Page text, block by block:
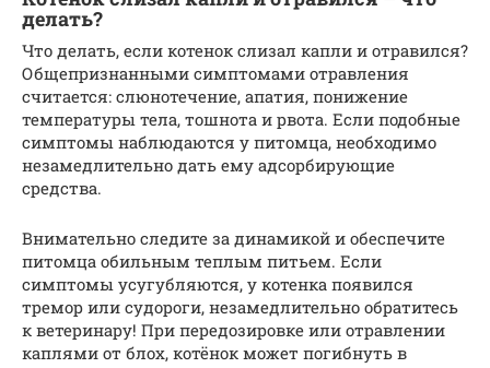
делать?
Что делать, если котенок слизал капли и отравился?
Общепризнанными симптомами отравления
считается: слюнотечение, апатия, понижение
температуры тела, тошнота и рвота. Если подобные
симптомы наблюдаются у питомца, необходимо
незамедлительно дать ему адсорбирующие
средства.
Внимательно следите за динамикой и обеспечите
питомца обильным теплым питьем. Если
симптомы усугубляются, у котенка появился
тремор или судороги, незамедлительно обратитесь
к ветеринару! При передозировке или отравлении
каплями от блох, котёнок может погибнуть в